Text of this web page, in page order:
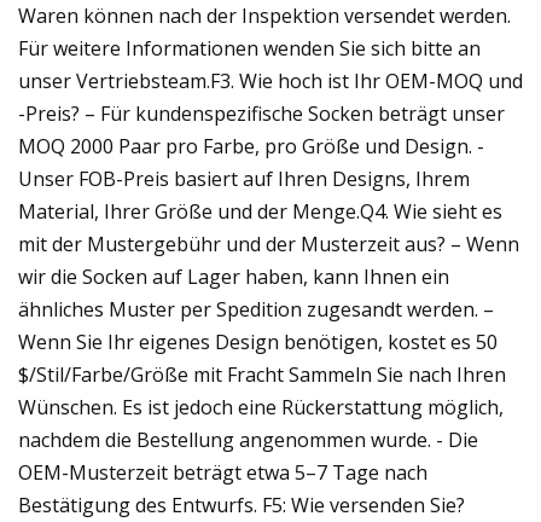
Waren können nach der Inspektion versendet werden.
Für weitere Informationen wenden Sie sich bitte an
unser Vertriebsteam.F3. Wie hoch ist Ihr OEM-MOQ und
-Preis? – Für kundenspezifische Socken beträgt unser
MOQ 2000 Paar pro Farbe, pro Größe und Design. -
Unser FOB-Preis basiert auf Ihren Designs, Ihrem
Material, Ihrer Größe und der Menge.Q4. Wie sieht es
mit der Mustergebühr und der Musterzeit aus? – Wenn
wir die Socken auf Lager haben, kann Ihnen ein
ähnliches Muster per Spedition zugesandt werden. –
Wenn Sie Ihr eigenes Design benötigen, kostet es 50
$/Stil/Farbe/Größe mit Fracht Sammeln Sie nach Ihren
Wünschen. Es ist jedoch eine Rückerstattung möglich,
nachdem die Bestellung angenommen wurde. - Die
OEM-Musterzeit beträgt etwa 5–7 Tage nach
Bestätigung des Entwurfs. F5: Wie versenden Sie?